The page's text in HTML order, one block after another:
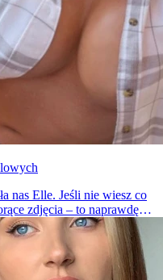
nas Elle. Jeśli nie wiesz co
zdjęcia – to naprawdę
i seksowna.